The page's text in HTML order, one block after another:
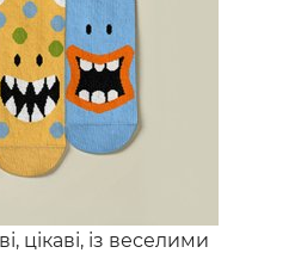
цікаві, із веселими